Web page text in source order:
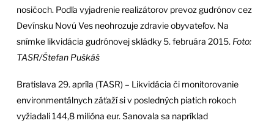
nosičoch. Podľa vyjadrenie realizátorov prevoz gudrónov cez
Devínsku Novú Ves neohrozuje zdravie obyvateľov. Na
snímke likvidácia gudrónovej skládky 5. februára 2015. Foto:
TASR/Štefan Puškáš
Bratislava 29. apríla (TASR) – Likvidácia či monitorovanie
environmentálnych záťaží si v posledných piatich rokoch
vyžiadali 144,8 milióna eur. Sanovala sa napríklad